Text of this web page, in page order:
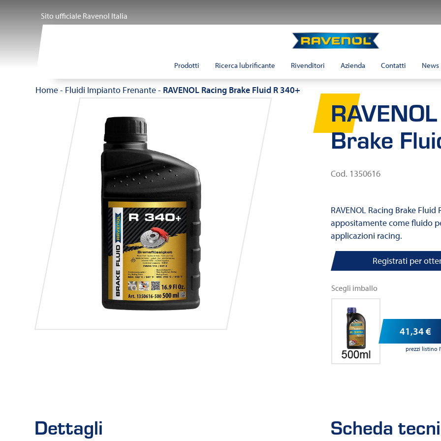
Sito ufficiale Ravenol Italia
Ravenol
Prodotti
Ricerca lubrificante Rivenditori Azienda Contatti News
Home- Fluidi Impianto Frenante- RAVENOL Racing Brake Fluid R 340+
Brake
Cod. 1350616
RAVENOL Racing Brake
appositamente come fluido
applicazioni racing.
Registrati per
Scegli imballo
41,34€
prezzi listino
Dettagli Scheda